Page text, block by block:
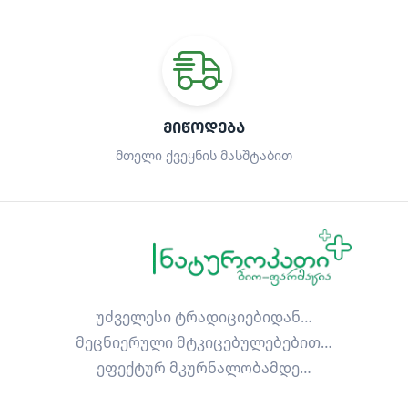
ᲛᲘᲬᲝᲓᲔᲑᲐ
მთელი ქვეყნის მასშტაბით
უძველესი ტრადიციებიდან…
მეცნიერული მტკიცებულებებით…
ეფექტურ მკურნალობამდე…